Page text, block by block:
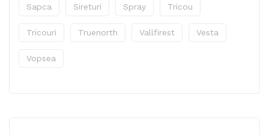
Sapca Sireturi Spray Tricou
Tricouri Truenorth Vallfirest Vesta
Vopsea